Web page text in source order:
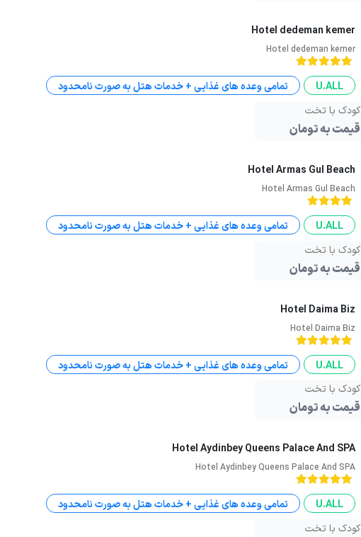
Hotel dedeman kemer
Hotel dedeman kemer
U.ALL
تمامی وعده های غذایی + خدمات هتل به صورت نامحدود
کودک با تخت
قیمت به تومان
Hotel Armas Gul Beach
Hotel Armas Gul Beach
U.ALL
تمامی وعده های غذایی + خدمات هتل به صورت نامحدود
کودک با تخت
قیمت به تومان
Hotel Daima Biz
Hotel Daima Biz
U.ALL
تمامی وعده های غذایی + خدمات هتل به صورت نامحدود
کودک با تخت
قیمت به تومان
Hotel Aydinbey Queens Palace And SPA
Hotel Aydinbey Queens Palace And SPA
U.ALL
تمامی وعده های غذایی + خدمات هتل به صورت نامحدود
کودک با تخت